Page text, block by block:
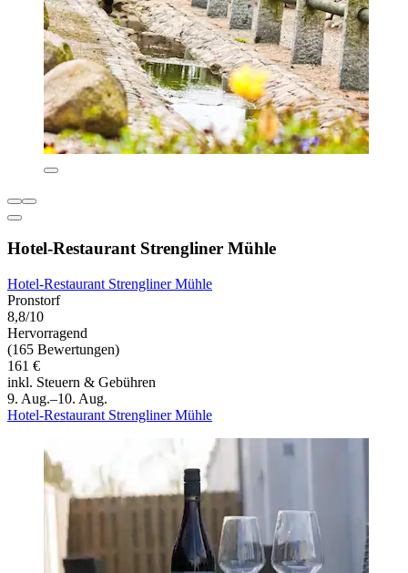
Hotel-Restaurant Strengliner Mühle
Hotel-Restaurant Strengliner Mühle
Pronstorf
8,8/10
Hervorragend
(165 Bewertungen)
161 €
inkl. Steuern & Gebühren
9. Aug.–10. Aug.
Hotel-Restaurant Strengliner Mühle